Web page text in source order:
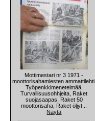
Mottimestari nr 3 1971 -
moottorisahamiesten ammattilehti,
Työpenkkimenetelmää,
Turvallisuusohhjeita, Raket
suojasaapas, Raket 50
moottorisaha, Raket öljyt...
Näytä